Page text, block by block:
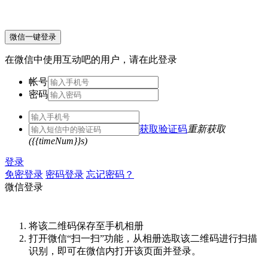
微信一键登录
在微信中使用互动吧的用户，请在此登录
帐号
密码
获取验证码重新获取
({{timeNum}}s)
登录
免密登录 密码登录 忘记密码？
微信登录
将该二维码保存至手机相册
打开微信“扫一扫”功能，从相册选取该二维码进行扫描
识别，即可在微信内打开该页面并登录。